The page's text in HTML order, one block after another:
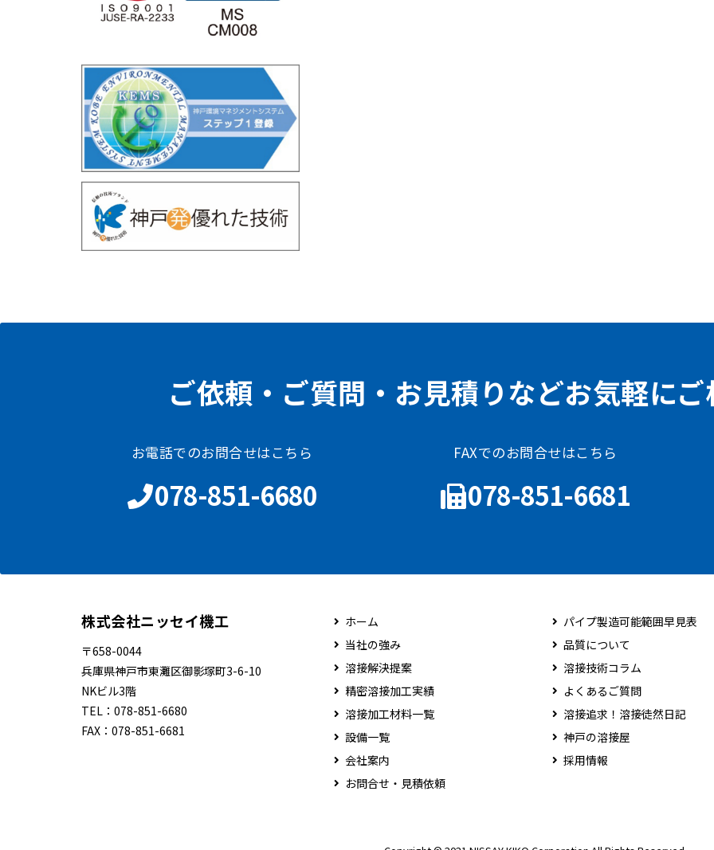
ご依頼・ご質問・お見積りなどお気軽に
お電話でのお問合せはこちら
078-851-6680
FAXでのお問合せはこちら
078-851-6681
株式会社ニッセイ機工
〒658-0044
兵庫県神戸市東灘区御影塚町3-6-10
NKビル3階
TEL： 078-851-6680
FAX： 078-851-6681
ホーム
当社の強み
溶接解決提案
精密溶接加工実績
溶接加工材料一覧
設備一覧
会社案内
お問合せ・見積依頼
パイプ製造可能範囲早見表
品質について
溶接技術コラム
よくあるご質問
溶接追求！溶接徒然日記
神戸の溶接屋
採用情報